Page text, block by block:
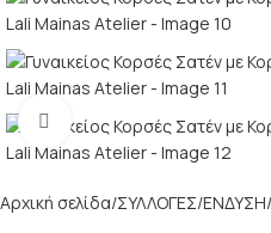
Κλικ για μεγέθυνση
Αρχική σελίδα ΣΥΛΛΟΓΕΣ ΕΝΔΥΣΗ